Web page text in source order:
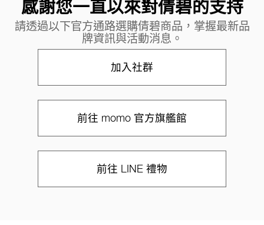
感謝您一直以來對倩碧的支持
請透過以下官方通路選購倩碧商品，掌握最新品
牌資訊與活動消息。
加入社群
前往 momo 官方旗艦館
前往 LINE 禮物